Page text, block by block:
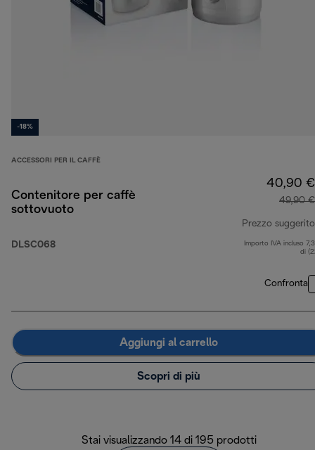
-18%
ACCESSORI PER IL CAFFÈ
Contenitore per caffè
sottovuoto
DLSC068
40,90 €
49,90 €
Prezzo suggerito
Importo IVA incluso
di
Confronta
Aggiungi al carrello
Scopri di più
Stai visualizzando 14 di 195 prodotti